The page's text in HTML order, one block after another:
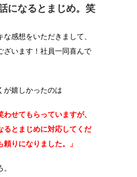
になるとまじめ。笑
感想をいただきまして、
ざいます！社員一同喜んで
が嬉しかったのは
わせてもらっていますが、
るとまじめに対応してくだ
頼りになりました。」